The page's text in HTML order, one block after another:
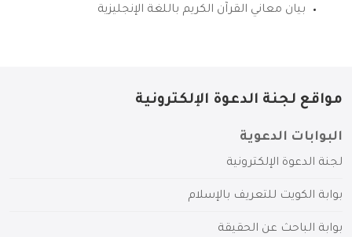
بيان معاني القرآن الكريم باللغة الإنجليزية
مواقع لجنة الدعوة الإلكترونية
البوابات الدعوية
لجنة الدعوة الإلكترونية
بوابة الكويت للتعريف بالإسلام
بوابة الباحث عن الحقيقة